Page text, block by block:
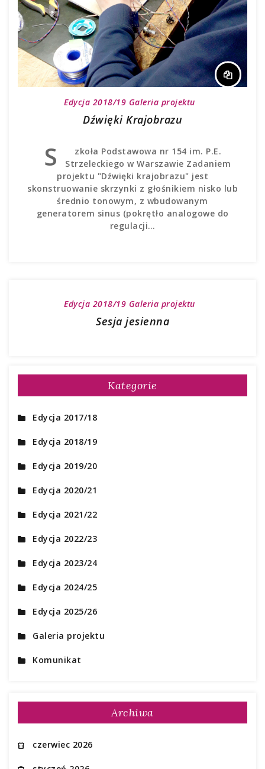
Edycja 2018/19 Galeria projektu
Dźwięki Krajobrazu
S
zkoła Podstawowa nr 154 im. P.E.
Strzeleckiego w Warszawie Zadaniem
projektu "Dźwięki krajobrazu" jest
skonstruowanie skrzynki z głośnikiem nisko lub
średnio tonowym, z wbudowanym
generatorem sinus (pokrętło analogowe do
regulacji…
Edycja 2018/19 Galeria projektu
Sesja jesienna
Kategorie
Edycja 2017/18
Edycja 2018/19
Edycja 2019/20
Edycja 2020/21
Edycja 2021/22
Edycja 2022/23
Edycja 2023/24
Edycja 2024/25
Edycja 2025/26
Galeria projektu
Komunikat
Archiwa
czerwiec 2026